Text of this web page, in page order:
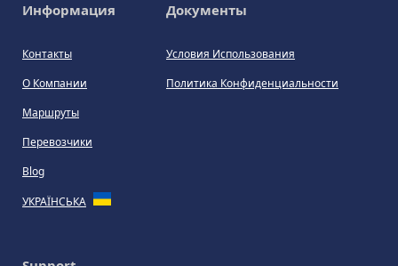
Информация
Контакты
О Компании
Маршруты
Перевозчики
Blog
УКРАЇНСЬКА
Документы
Условия Использования
Политика Конфиденциальности